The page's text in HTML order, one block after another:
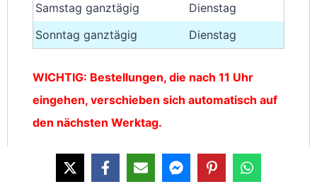
Samstag ganztägig
Dienstag
Sonntag ganztägig
Dienstag
WICHTIG: Bestellungen, die nach 11 Uhr
eingehen, verschieben sich automatisch auf
den nächsten Werktag.
Die Bestellung von Shirts in Übergrößen (ab
4XL) verlängert die Bearbeitung um 3